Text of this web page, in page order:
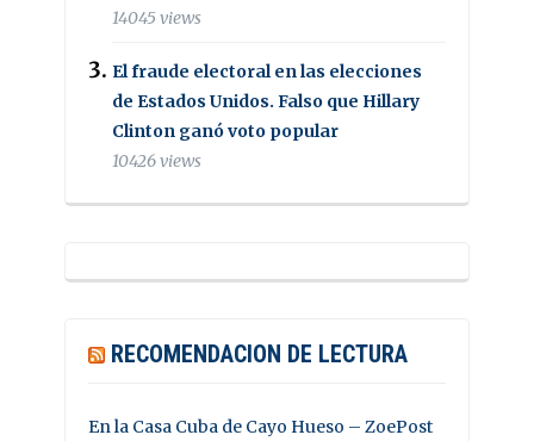
14045 views
El fraude electoral en las elecciones
de Estados Unidos. Falso que Hillary
Clinton ganó voto popular
10426 views
RECOMENDACION DE LECTURA
En la Casa Cuba de Cayo Hueso – ZoePost